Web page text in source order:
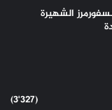
الشهيرة
(3٬327)